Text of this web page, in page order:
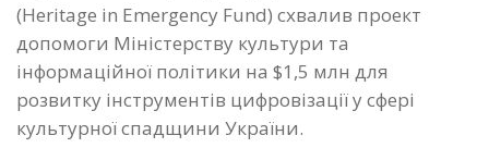
(Heritage in Emergency Fund) схвалив проект
допомоги Міністерству культури та
інформаційної політики на $1,5 млн для
розвитку інструментів цифровізації у сфері
культурної спадщини України.